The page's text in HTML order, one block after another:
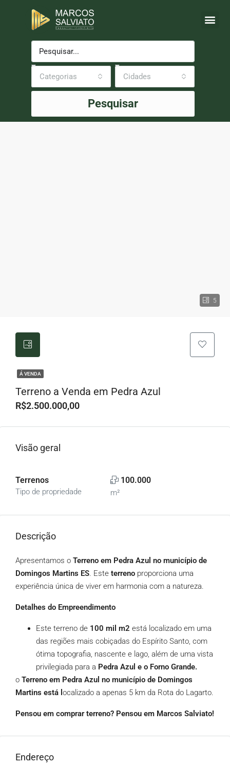
Categorias Cidades
Pesquisar
5
Á VENDA
Terreno a Venda em Pedra Azul
R$2.500.000,00
Visão geral
Terrenos
Tipo de propriedade
100.000
m²
Descrição
Apresentamos o Terreno em Pedra Azul no município de
Domingos Martins ES. Este terreno proporciona uma
experiência única de viver em harmonia com a natureza.
Detalhes do Empreendimento
Este terreno de 100 mil m2 está localizado em uma
das regiões mais cobiçadas do Espírito Santo, com
ótima topografia, nascente e lago, além de uma vista
privilegiada para a Pedra Azul e o Forno Grande.
o Terreno em Pedra Azul no município de Domingos
Martins está l ocalizado a apenas 5 km da Rota do Lagarto.
Pensou em comprar terreno? Pensou em Marcos Salviato!
Endereço